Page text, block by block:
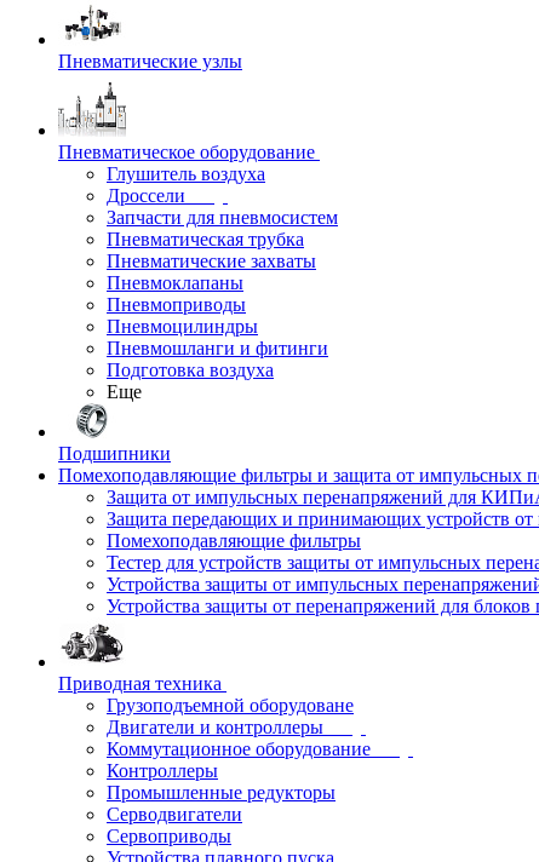
Пневматические узлы
Пневматическое оборудование
Глушитель воздуха
Дроссели
Запчасти для пневмосистем
Пневматическая трубка
Пневматические захваты
Пневмоклапаны
Пневмоприводы
Пневмоцилиндры
Пневмошланги и фитинги
Подготовка воздуха
Еще
Подшипники
Помехоподавляющие фильтры и защита от импульсных
Защита от импульсных перенапряжений для
Защита передающих и принимающих устройств
Помехоподавляющие фильтры
Тестер для устройств защиты от импульсных
Устройства защиты от импульсных
Устройства защиты от перенапряжений для блоков
Приводная техника
Грузоподъемной оборудоване
Двигатели и контроллеры
Коммутационное оборудование
Контроллеры
Промышленные редукторы
Серводвигатели
Сервоприводы
Устройства плавного пуска